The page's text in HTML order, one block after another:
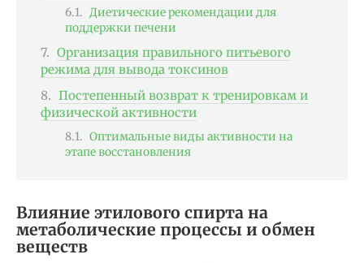
Диетические рекомендации для
поддержки печени
Организация правильного питьевого
режима для вывода токсинов
Постепенный возврат к тренировкам и
физической активности
Оптимальные виды активности на
этапе восстановления
Влияние этилового спирта на
метаболические процессы и обмен
веществ